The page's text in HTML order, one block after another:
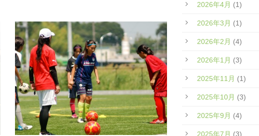
2026年4月 (1)
2026年3月 (1)
2026年2月 (4)
2026年1月 (3)
2025年11月 (1)
2025年10月 (3)
2025年9月 (4)
2025年7月 (3)